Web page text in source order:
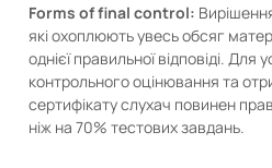
Forms of final control:
які охоплюють увесь обсяг
однієї правильної відповіді.
контрольного оцінювання та
сертифікату слухач повинен
ніж на 70% тестових завдань.